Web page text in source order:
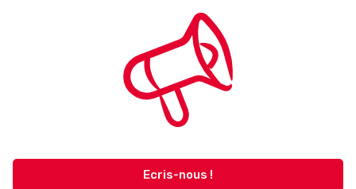
Ecris-nous !